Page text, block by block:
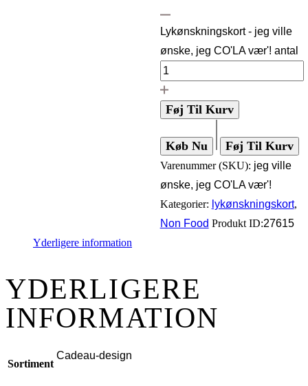
Lykønskningskort - jeg ville
ønske, jeg CO'LA vær'! antal
Føj Til Kurv
Køb Nu Føj Til Kurv
Varenummer (SKU): jeg ville
ønske, jeg CO'LA vær'!
Kategorier: lykønskningskort,
Non Food Produkt ID:27615
Yderligere information
YDERLIGERE
INFORMATION
Sortiment
Cadeau-design